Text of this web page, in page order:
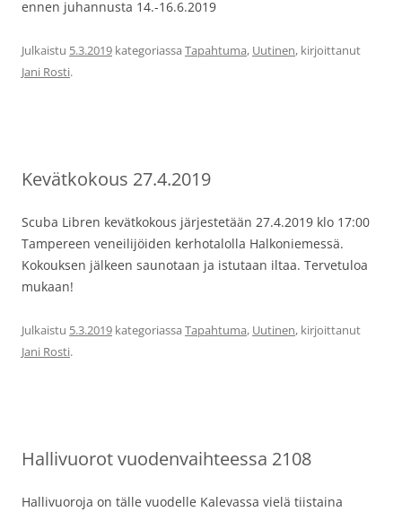
ennen juhannusta 14.-16.6.2019
Julkaistu 5.3.2019 kategoriassa Tapahtuma, Uutinen, kirjoittanut
Jani Rosti.
Kevätkokous 27.4.2019
Scuba Libren kevätkokous järjestetään 27.4.2019 klo 17:00
Tampereen veneilijöiden kerhotalolla Halkoniemessä.
Kokouksen jälkeen saunotaan ja istutaan iltaa. Tervetuloa
mukaan!
Julkaistu 5.3.2019 kategoriassa Tapahtuma, Uutinen, kirjoittanut
Jani Rosti.
Hallivuorot vuodenvaihteessa 2108
Hallivuoroja on tälle vuodelle Kalevassa vielä tiistaina